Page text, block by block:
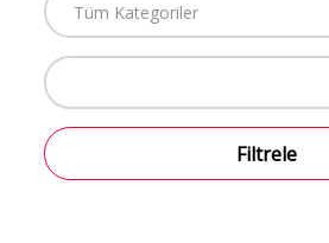
Tüm Kategoriler
Filtrele